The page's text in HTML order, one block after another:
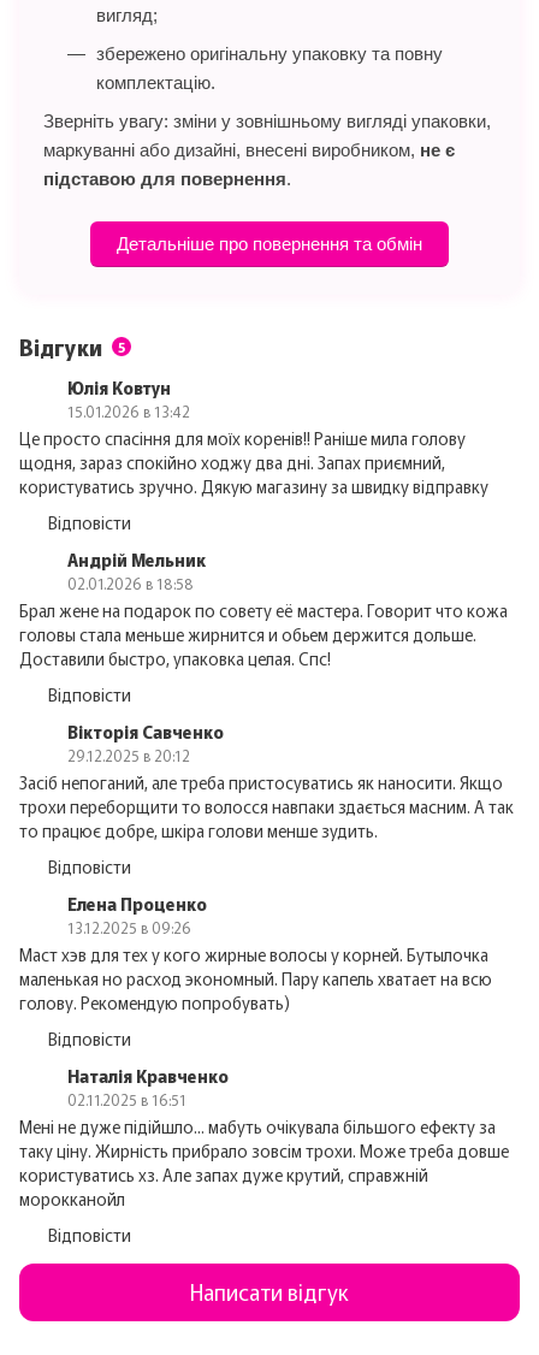
вигляд;
збережено оригінальну упаковку та повну
комплектацію.
Зверніть увагу: зміни у зовнішньому вигляді упаковки,
маркуванні або дизайні, внесені виробником, не є
підставою для повернення.
Детальніше про повернення та обмін
Відгуки 5
Юлія Ковтун
15.01.2026 в 13:42
Це просто спасіння для моїх коренів!! Раніше мила голову
щодня, зараз спокійно ходжу два дні. Запах приємний,
користуватись зручно. Дякую магазину за швидку відправку
Відповісти
Андрій Мельник
02.01.2026 в 18:58
Брал жене на подарок по совету её мастера. Говорит что кожа
головы стала меньше жирнится и обьем держится дольше.
Доставили быстро, упаковка целая. Спс!
Відповісти
Вікторія Савченко
29.12.2025 в 20:12
Засіб непоганий, але треба пристосуватись як наносити. Якщо
трохи переборщити то волосся навпаки здається масним. А так
то працює добре, шкіра голови менше зудить.
Відповісти
Елена Проценко
13.12.2025 в 09:26
Маст хэв для тех у кого жирные волосы у корней. Бутылочка
маленькая но расход экономный. Пару капель хватает на всю
голову. Рекомендую попробувать)
Відповісти
Наталія Кравченко
02.11.2025 в 16:51
Мені не дуже підійшло... мабуть очікувала більшого ефекту за
таку ціну. Жирність прибрало зовсім трохи. Може треба довше
користуватись хз. Але запах дуже крутий, справжній
морокканойл
Відповісти
Написати відгук